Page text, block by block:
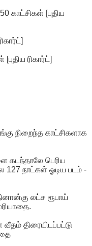
[புதிய
ரிகார்ட்]
நிறைந்த காட்சிகளாக
கடந்தாலே பெரிய
நாட்கள் ஓடிய படம் -
லட்ச ரூபாய்
வீதம் திரையிடப்பட்டு